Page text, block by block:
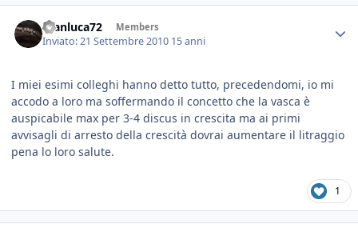
Gianluca72 Members
Inviato:21 Settembre 2010 15 anni
I miei esimi colleghi hanno detto tutto, precedendomi, io mi
accodo a loro ma soffermando il concetto che la vasca è
auspicabile max per 3-4 discus in crescita ma ai primi
avvisagli di arresto della crescità dovrai aumentare il litraggio
pena lo loro salute.
1